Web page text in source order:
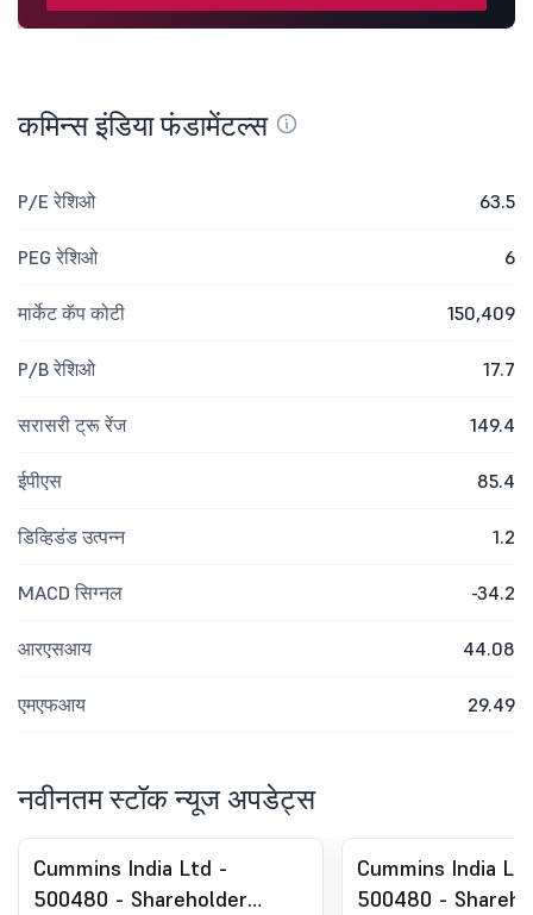
कमिन्स इंडिया फंडामेंटल्स
P/E रेशिओ 63.5
PEG रेशिओ 6
मार्केट कॅप कोटी 150,409
P/B रेशिओ 17.7
सरासरी ट्रू रेंज 149.4
ईपीएस 85.4
डिव्हिडंड उत्पन्न 1.2
MACD सिग्नल -34.2
आरएसआय 44.08
एमएफआय 29.49
नवीनतम स्टॉक न्यूज अपडेट्स
Cummins India Ltd -
500480 - Shareholder
Cummins India
500480 -